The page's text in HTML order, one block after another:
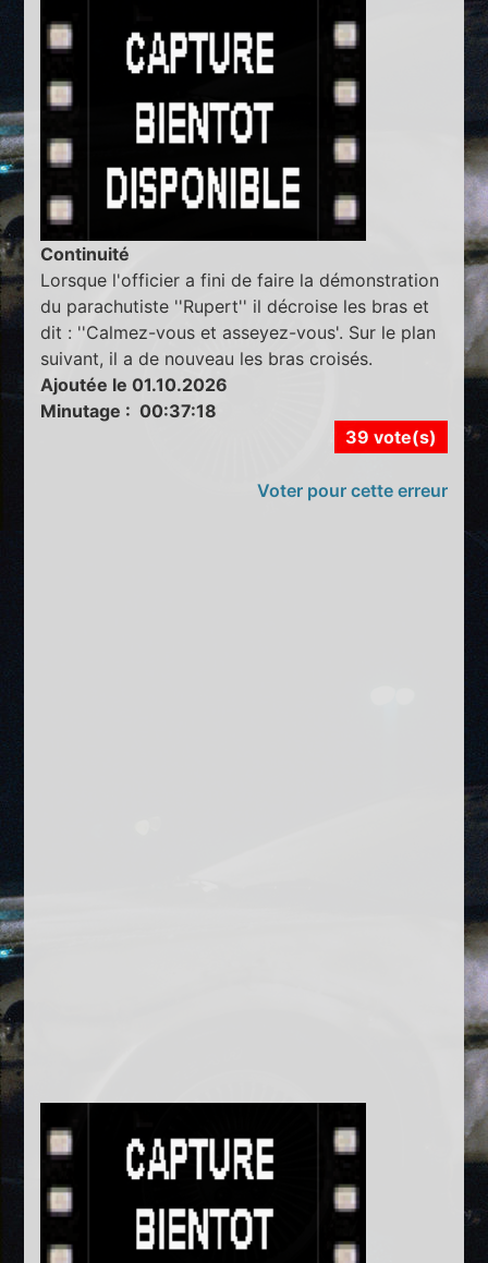
Continuité
Lorsque l'officier a fini de faire la démonstration
du parachutiste ''Rupert'' il décroise les bras et
dit : ''Calmez-vous et asseyez-vous'. Sur le plan
suivant, il a de nouveau les bras croisés.
Ajoutée le 01.10.2026
Minutage : 00:37:18
39 vote(s)
Voter pour cette erreur